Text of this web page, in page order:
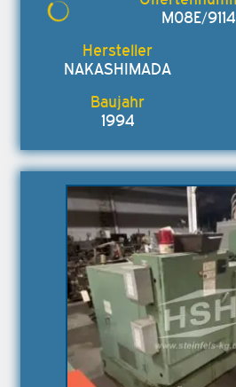
M08E/9114
NAKASHIMADA
1994